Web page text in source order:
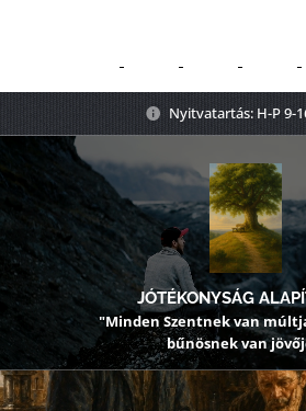
Nyitvatartás: H-P 9-
JÓTÉKONYSÁG
"Minden Szentnek van
bűnösnek van